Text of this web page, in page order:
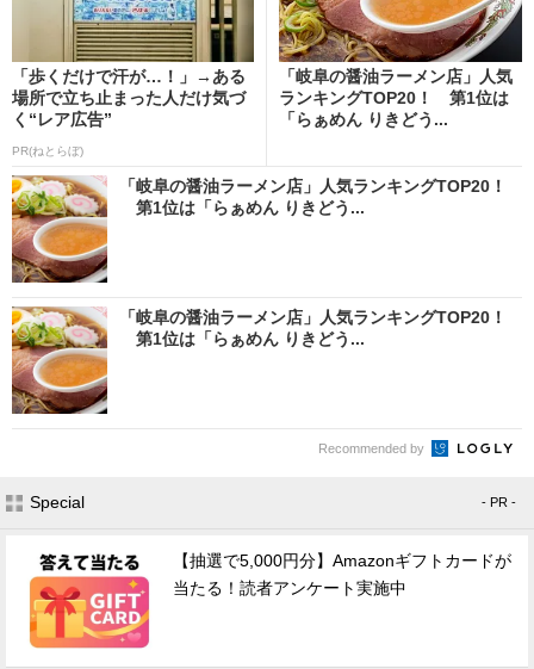
「歩くだけで汗が…！」→ある
場所で立ち止まった人だけ気づ
く“レア広告”
PR(ねとらぼ)
「岐阜の醤油ラーメン店」人気
ランキングTOP20！ 第1位は
「らぁめん りきどう...
「岐阜の醤油ラーメン店」人気ランキングTOP20！
第1位は「らぁめん りきどう...
「岐阜の醤油ラーメン店」人気ランキングTOP20！
第1位は「らぁめん りきどう...
Recommended by
Special - PR -
【抽選で5,000円分】Amazonギフトカードが
当たる！読者アンケート実施中